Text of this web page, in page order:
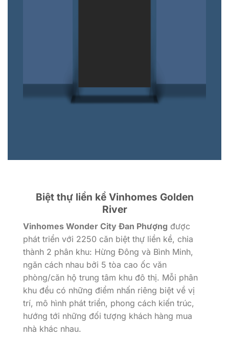
Biệt thự liền kề Vinhomes Golden
River
Vinhomes Wonder City Đan Phượng được
phát triển với 2250 căn biệt thự liền kề, chia
thành 2 phân khu: Hừng Đông và Bình Minh,
ngăn cách nhau bởi 5 tòa cao ốc văn
phòng/căn hộ trung tâm khu đô thị. Mỗi phân
khu đều có những điểm nhấn riêng biệt về vị
trí, mô hình phát triển, phong cách kiến trúc,
hướng tới những đối tượng khách hàng mua
nhà khác nhau.